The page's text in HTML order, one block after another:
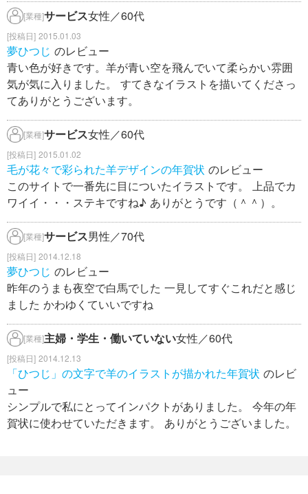
[業種]サービス女性／60代
2015.01.03
夢ひつじ のレビュー
青い色が好きです。羊が青い空を飛んでいて柔らかい雰囲
気が気に入りました。 すてきなイラストを描いてくださっ
てありがとうございます。
[業種]サービス女性／60代
2015.01.02
毛が花々で彩られた羊デザインの年賀状 のレビュー
このサイトで一番先に目についたイラストです。 上品でカ
ワイイ・・・ステキですね♪ ありがとうです（＾＾）。
[業種]サービス男性／70代
2014.12.18
夢ひつじ のレビュー
昨年のうまも夜空で白馬でした 一見してすぐこれだと感じ
ました かわゆくていいですね
[業種]主婦・学生・働いていない女性／60代
2014.12.13
「ひつじ」の文字で羊のイラストが描かれた年賀状 のレビ
ュー
シンプルで私にとってインパクトがありました。 今年の年
賀状に使わせていただきます。 ありがとうございました。